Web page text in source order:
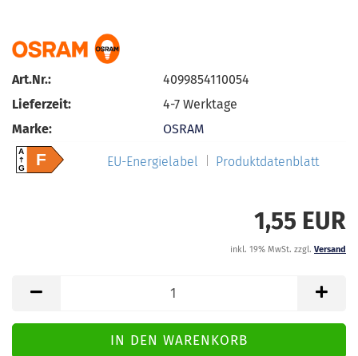
Art.Nr.:
4099854110054
Lieferzeit:
4-7 Werktage
Marke:
OSRAM
A
GF EU-Energielabel Produktdatenblatt
1,55 EUR
inkl. 19% MwSt. zzgl. Versand